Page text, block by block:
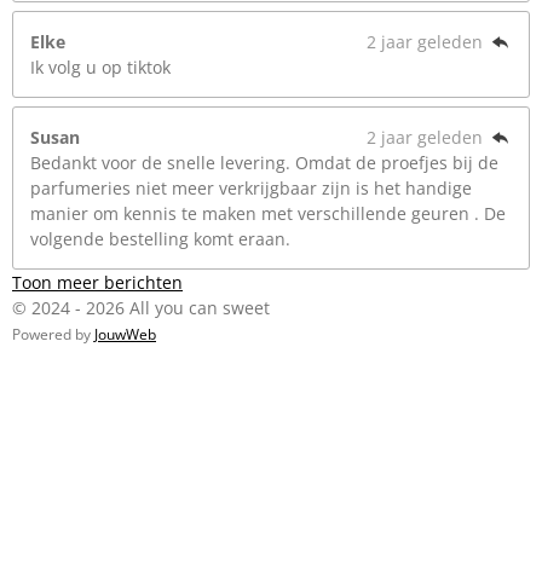
Elke
2 jaar geleden
Ik volg u op tiktok
Susan
2 jaar geleden
Bedankt voor de snelle levering. Omdat de proefjes bij de
parfumeries niet meer verkrijgbaar zijn is het handige
manier om kennis te maken met verschillende geuren . De
volgende bestelling komt eraan.
Toon meer berichten
© 2024 - 2026 All you can sweet
Powered by JouwWeb